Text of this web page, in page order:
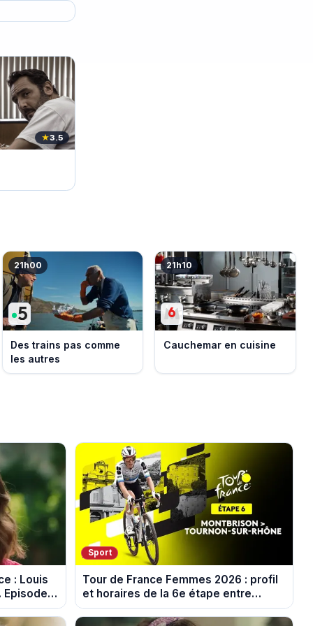
★3.5
21h00
Des trains pas comme
les autres
21h10
Cauchemar en cuisine
: Louis
Episode
Sport
Tour de France Femmes 2026 : profil
et horaires de la 6e étape entre
Montbrison et Tournon-sur-Rhône